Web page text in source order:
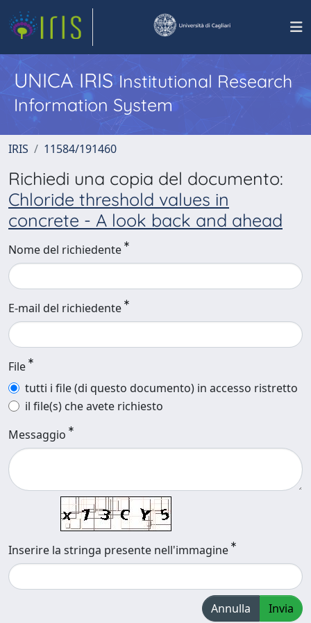
UNICA IRISInstitutional Research
Information System
IRIS 11584/191460
Richiedi una copia del documento:
Chloride threshold values in
concrete - A look back and ahead
Nome del richiedente
E-mail del richiedente
File
tutti i file (di questo documento) in accesso ristretto
il file(s) che avete richiesto
Messaggio
Inserire la stringa presente nell'immagine
Annulla Invia